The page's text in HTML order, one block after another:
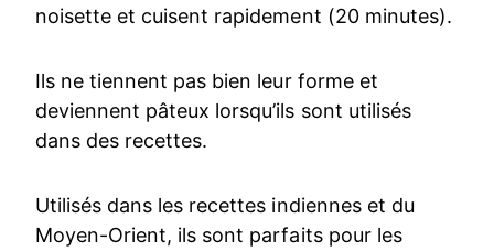
noisette et cuisent rapidement (20 minutes).
Ils ne tiennent pas bien leur forme et
deviennent pâteux lorsqu’ils sont utilisés
dans des recettes.
Utilisés dans les recettes indiennes et du
Moyen-Orient, ils sont parfaits pour les